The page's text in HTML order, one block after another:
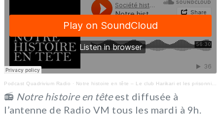
Podcast Quadrivium Radio · Notre histoire en tête – Le club Harikari et les prisonniers de guerre allemands au Québec
📻 Notre histoire en têteest diffusée à
l’antenne de Radio VM tous les mardi à 9h.